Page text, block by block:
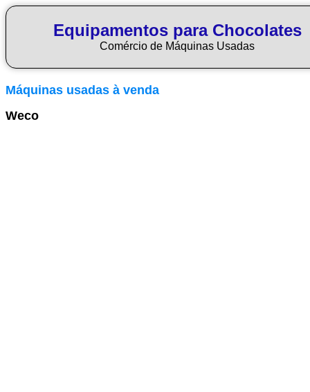
Equipamentos para Chocolates
Comércio de Máquinas Usadas
Máquinas usadas à venda
Weco